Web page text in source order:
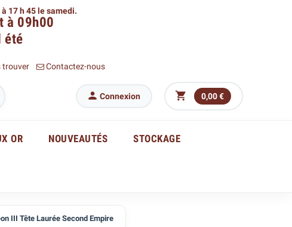
17 h 45 le samedi.
à 09h00
été
trouver Contactez-nous
 Connexion  0,00 €
OR NOUVEAUTÉS STOCKAGE
III Tête Laurée Second Empire